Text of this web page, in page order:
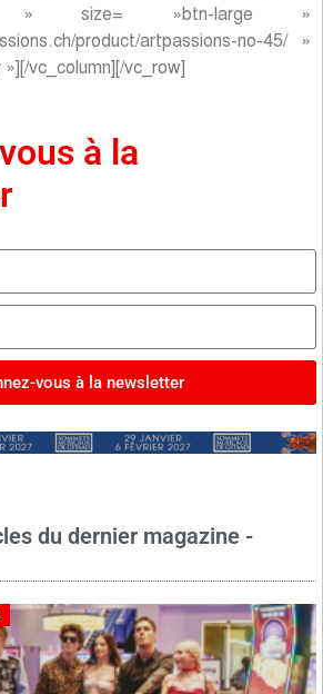
» size= »btn-large »
product/artpassions-no-45/ »
vc_column][/vc_row]
à la
vous à la newsletter
du dernier magazine -